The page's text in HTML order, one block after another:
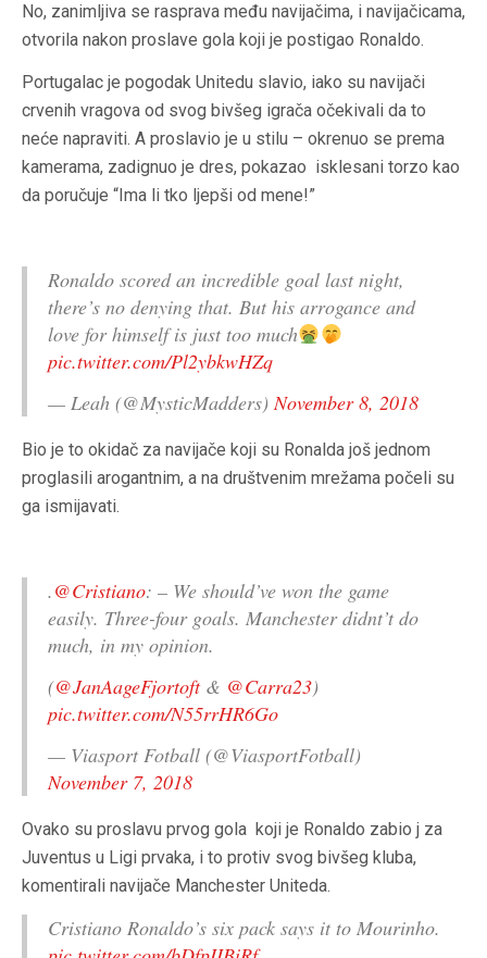
No, zanimljiva se rasprava među navijačima, i navijačicama,
otvorila nakon proslave gola koji je postigao Ronaldo.
Portugalac je pogodak Unitedu slavio, iako su navijači
crvenih vragova od svog bivšeg igrača očekivali da to
neće napraviti. A proslavio je u stilu – okrenuo se prema
kamerama, zadignuo je dres, pokazao isklesani torzo kao
da poručuje “Ima li tko ljepši od mene!”
Ronaldo scored an incredible goal last night,
there’s no denying that. But his arrogance and
love for himself is just too much
pic.twitter.com/Pl2ybkwHZq
— Leah (@MysticMadders)November 8, 2018
Bio je to okidač za navijače koji su Ronalda još jednom
proglasili arogantnim, a na društvenim mrežama počeli su
ga ismijavati.
.@Cristiano: – We should’ve won the game
easily. Three-four goals. Manchester didnt’t do
much, in my opinion.
(@JanAageFjortoft& @Carra23)
pic.twitter.com/N55rrHR6Go
— Viasport Fotball (@ViasportFotball)
November 7, 2018
Ovako su proslavu prvog gola koji je Ronaldo zabio j za
Juventus u Ligi prvaka, i to protiv svog bivšeg kluba,
komentirali navijače Manchester Uniteda.
Cristiano Ronaldo’s six pack says it to Mourinho.